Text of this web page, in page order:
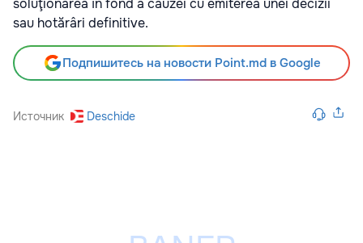
sau hotărâri definitive.
Подпишитесь на новости Point.md в Google
Источник Deschide